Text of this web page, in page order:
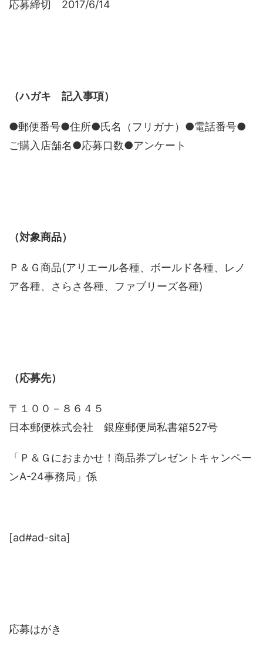
応募締切 2017/6/14
（ハガキ 記入事項）
●郵便番号●住所●氏名（フリガナ）●電話番号●
ご購入店舗名●応募口数●アンケート
（対象商品）
Ｐ＆Ｇ商品(アリエール各種、ボールド各種、レノ
ア各種、さらさ各種、ファブリーズ各種)
（応募先）
〒１００－８６４５
日本郵便株式会社 銀座郵便局私書箱527号
「Ｐ＆Ｇにおまかせ！商品券プレゼントキャンペー
ンA-24事務局」係
[ad#ad-sita]
応募はがき